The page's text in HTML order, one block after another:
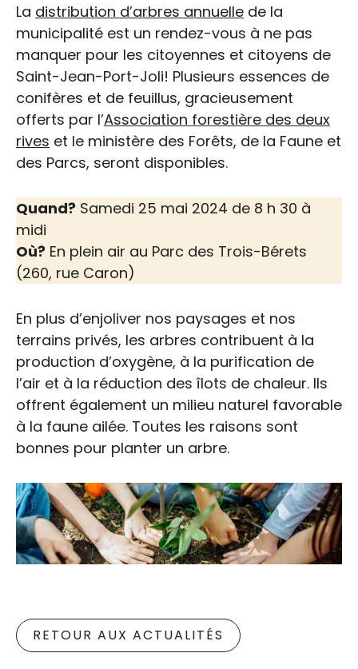
La distribution d’arbres annuelle de la
municipalité est un rendez-vous à ne pas
manquer pour les citoyennes et citoyens de
Saint-Jean-Port-Joli! Plusieurs essences de
conifères et de feuillus, gracieusement
offerts par l’Association forestière des deux
rives et le ministère des Forêts, de la Faune et
des Parcs, seront disponibles.
Quand? Samedi 25 mai 2024 de 8 h 30 à
midi
Où? En plein air au Parc des Trois-Bérets
(260, rue Caron)
En plus d’enjoliver nos paysages et nos
terrains privés, les arbres contribuent à la
production d’oxygène, à la purification de
l’air et à la réduction des îlots de chaleur. Ils
offrent également un milieu naturel favorable
à la faune ailée. Toutes les raisons sont
bonnes pour planter un arbre.
RETOUR AUX ACTUALITÉS